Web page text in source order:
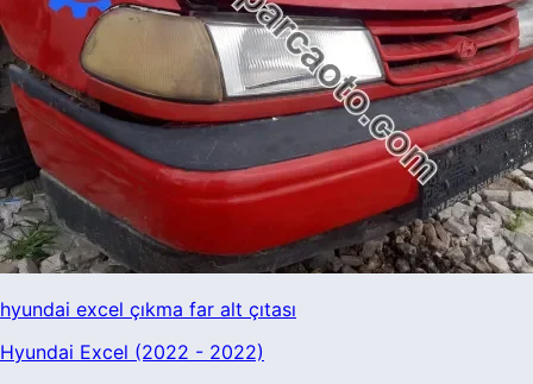
hyundai excel çıkma far alt çıtası
Hyundai Excel (2022 - 2022)